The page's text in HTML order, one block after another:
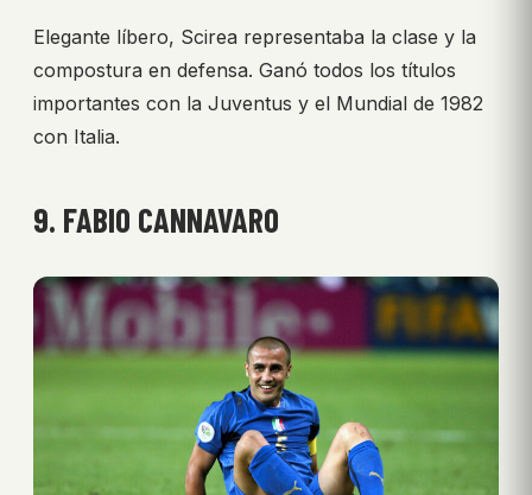
Elegante líbero, Scirea representaba la clase y la
compostura en defensa. Ganó todos los títulos
importantes con la Juventus y el Mundial de 1982
con Italia.
9. FABIO CANNAVARO